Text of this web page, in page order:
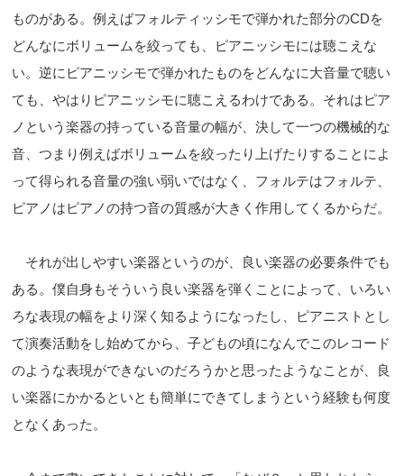
ものがある。例えばフォルティッシモで弾かれた部分のCDを
どんなにボリュームを絞っても、ピアニッシモには聴こえな
い。逆にピアニッシモで弾かれたものをどんなに大音量で聴い
ても、やはりピアニッシモに聴こえるわけである。それはピア
ノという楽器の持っている音量の幅が、決して一つの機械的な
音、つまり例えばボリュームを絞ったり上げたりすることによ
って得られる音量の強い弱いではなく、フォルテはフォルテ、
ピアノはピアノの持つ音の質感が大きく作用してくるからだ。
それが出しやすい楽器というのが、良い楽器の必要条件でも
ある。僕自身もそういう良い楽器を弾くことによって、いろい
ろな表現の幅をより深く知るようになったし、ピアニストとし
て演奏活動をし始めてから、子どもの頃になんでこのレコード
のような表現ができないのだろうかと思ったようなことが、良
い楽器にかかるといとも簡単にできてしまうという経験も何度
となくあった。